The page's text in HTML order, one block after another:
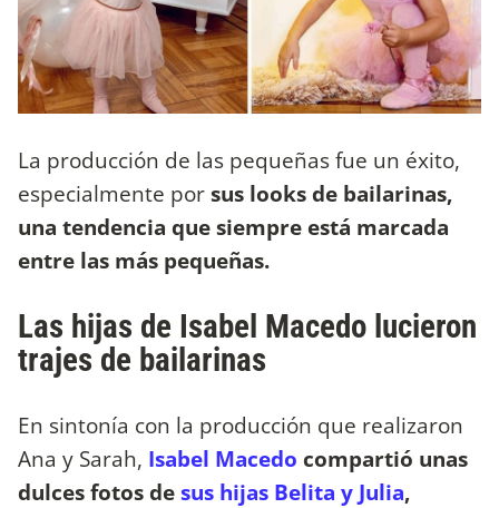
La producción de las pequeñas fue un éxito,
especialmente porsus looks de bailarinas,
una tendencia que siempre está marcada
entre las más pequeñas.
Las hijas de Isabel Macedo lucieron
trajes de bailarinas
En sintonía con la producción que realizaron
Ana y Sarah, Isabel Macedo compartió unas
dulces fotos desus hijas Belita y Julia,